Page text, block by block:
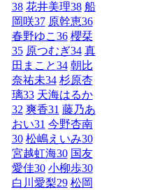
38 花井美理38 船
岡咲37 原幹恵36
春野ゆこ36 櫻栞
35 原つむぎ34 真
田まこと34 朝比
奈祐未34 杉原杏
璃33 天海はるか
32 爽香31 藤乃あ
おい31 今野杏南
30 松嶋えいみ30
宮越虹海30 国友
愛佳30 小柳歩30
白川愛梨29 松岡